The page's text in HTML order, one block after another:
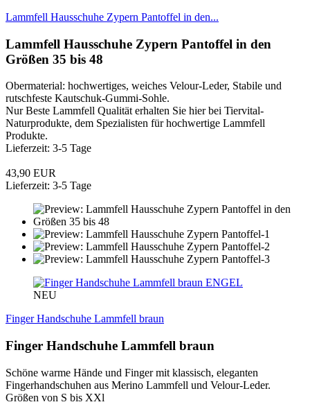
Lammfell Hausschuhe Zypern Pantoffel in den...
Lammfell Hausschuhe Zypern Pantoffel in den
Größen 35 bis 48
Obermaterial: hochwertiges, weiches Velour-Leder, Stabile und
rutschfeste Kautschuk-Gummi-Sohle.
Nur Beste Lammfell Qualität erhalten Sie hier bei Tiervital-
Naturprodukte, dem Spezialisten für hochwertige Lammfell
Produkte.
Lieferzeit: 3-5 Tage
43,90 EUR
Lieferzeit: 3-5 Tage
ENGEL
NEU
Finger Handschuhe Lammfell braun
Finger Handschuhe Lammfell braun
Schöne warme Hände und Finger mit klassisch, eleganten
Fingerhandschuhen aus Merino Lammfell und Velour-Leder.
Größen von S bis XXl